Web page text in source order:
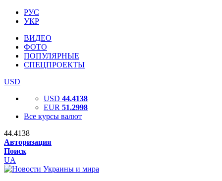
РУС
УКР
ВИДЕО
ФОТО
ПОПУЛЯРНЫЕ
СПЕЦПРОЕКТЫ
USD
USD 44.4138
EUR 51.2998
Все курсы валют
44.4138
Авторизация
Поиск
UA